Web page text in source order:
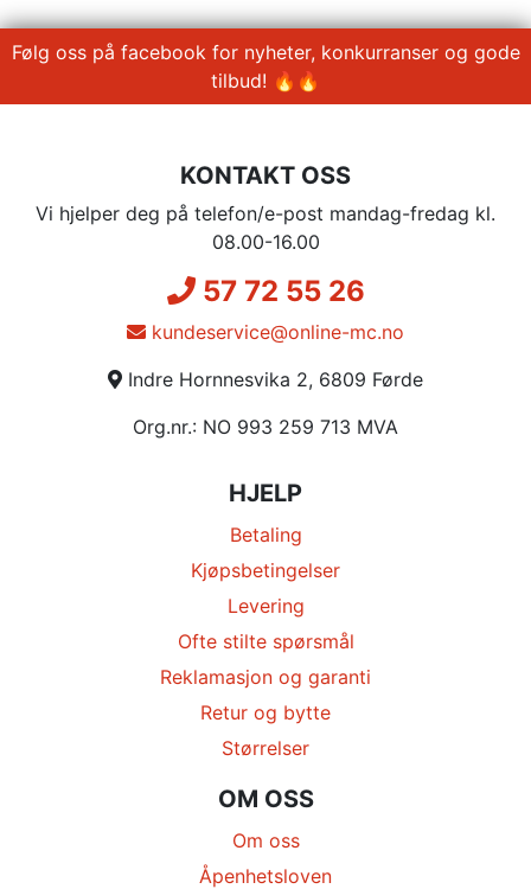
Følg oss på facebook for nyheter, konkurranser og gode
tilbud! 🔥🔥
KONTAKT OSS
Vi hjelper deg på telefon/e-post mandag-fredag kl.
08.00-16.00
57 72 55 26
kundeservice@online-mc.no
Indre Hornnesvika 2, 6809 Førde
Org.nr.: NO 993 259 713 MVA
HJELP
Betaling
Kjøpsbetingelser
Levering
Ofte stilte spørsmål
Reklamasjon og garanti
Retur og bytte
Størrelser
OM OSS
Om oss
Åpenhetsloven